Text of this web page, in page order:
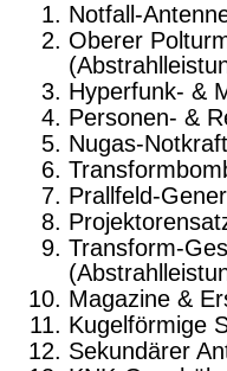
Notfall-
Oberer
Hyperfunk- &
Personen- &
Nugas-
Prallfeld-
Transform-
Magazine &
Kugelförmige
Sekundärer